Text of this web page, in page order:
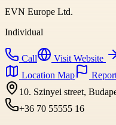
EVN Europe Ltd.
Individual
Call
Visit Website
Location Map
10. Szinyei street,
+36 70 55555 16